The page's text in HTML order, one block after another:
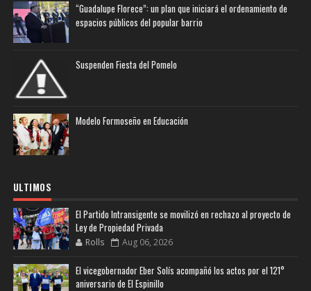
“Guadalupe Florece”: un plan que iniciará el ordenamiento de
espacios públicos del popular barrio
Suspenden Fiesta del Pomelo
Modelo Formoseño en Educación
ULTIMOS
El Partido Intransigente se movilizó en rechazo al proyecto de
Ley de Propiedad Privada
Rolls Aug 06, 2026
El vicegobernador Eber Solís acompañó los actos por el 121°
aniversario de El Espinillo